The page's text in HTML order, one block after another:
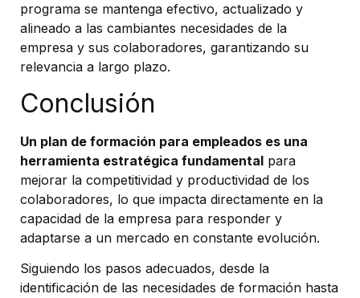
programa se mantenga efectivo, actualizado y
alineado a las cambiantes necesidades de la
empresa y sus colaboradores, garantizando su
relevancia a largo plazo.
Conclusión
Un plan de formación para empleados es una
herramienta estratégica fundamental para
mejorar la competitividad y productividad de los
colaboradores, lo que impacta directamente en la
capacidad de la empresa para responder y
adaptarse a un mercado en constante evolución.
Siguiendo los pasos adecuados, desde la
identificación de las necesidades de formación hasta